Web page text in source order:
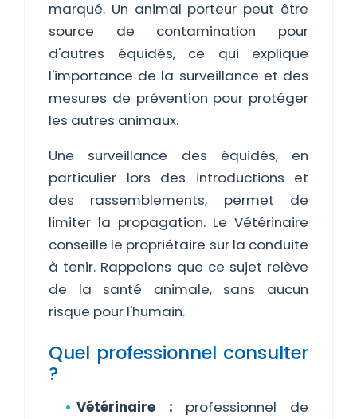
marqué. Un animal porteur peut être
source de contamination pour
d'autres équidés, ce qui explique
l'importance de la surveillance et des
mesures de prévention pour protéger
les autres animaux.
Une surveillance des équidés, en
particulier lors des introductions et
des rassemblements, permet de
limiter la propagation. Le Vétérinaire
conseille le propriétaire sur la conduite
à tenir. Rappelons que ce sujet relève
de la santé animale, sans aucun
risque pour l'humain.
Quel professionnel consulter
?
Vétérinaire : professionnel de